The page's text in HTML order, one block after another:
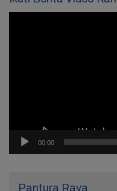
00:00
Pantura Raya